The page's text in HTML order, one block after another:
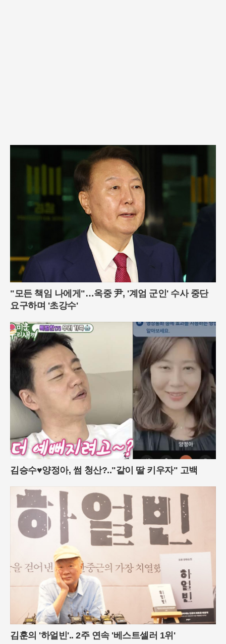
"모든 책임 나에게"…옥중 尹, '계엄 군인' 수사 중단
요구하며 '초강수'
김승수♥양정아, 썸 청산?.."같이 딸 키우자" 고백
김훈의 '하얼빈'.. 2주 연속 '베스트셀러 1위'